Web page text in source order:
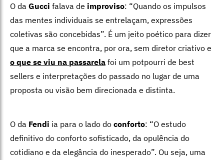
O da Gucci falava de improviso: “Quando os impulsos
das mentes individuais se entrelaçam, expressões
coletivas são concebidas”. É um jeito poético para dizer
que a marca se encontra, por ora, sem diretor criativo e
o que se viu na passarela foi um potpourri de best
sellers e interpretações do passado no lugar de uma
proposta ou visão bem direcionada e distinta.
O da Fendi ia para o lado do conforto: “O estudo
definitivo do conforto sofisticado, da opulência do
cotidiano e da elegância do inesperado”. Ou seja, uma